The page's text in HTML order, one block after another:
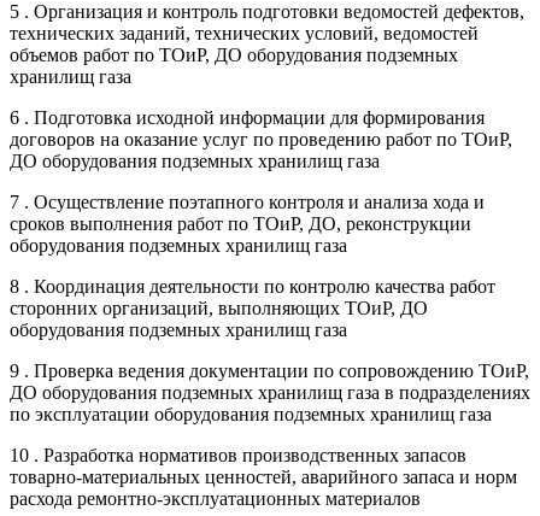
5 . Организация и контроль подготовки ведомостей дефектов,
технических заданий, технических условий, ведомостей
объемов работ по ТОиР, ДО оборудования подземных
хранилищ газа
6 . Подготовка исходной информации для формирования
договоров на оказание услуг по проведению работ по ТОиР,
ДО оборудования подземных хранилищ газа
7 . Осуществление поэтапного контроля и анализа хода и
сроков выполнения работ по ТОиР, ДО, реконструкции
оборудования подземных хранилищ газа
8 . Координация деятельности по контролю качества работ
сторонних организаций, выполняющих ТОиР, ДО
оборудования подземных хранилищ газа
9 . Проверка ведения документации по сопровождению ТОиР,
ДО оборудования подземных хранилищ газа в подразделениях
по эксплуатации оборудования подземных хранилищ газа
10 . Разработка нормативов производственных запасов
товарно-материальных ценностей, аварийного запаса и норм
расхода ремонтно-эксплуатационных материалов